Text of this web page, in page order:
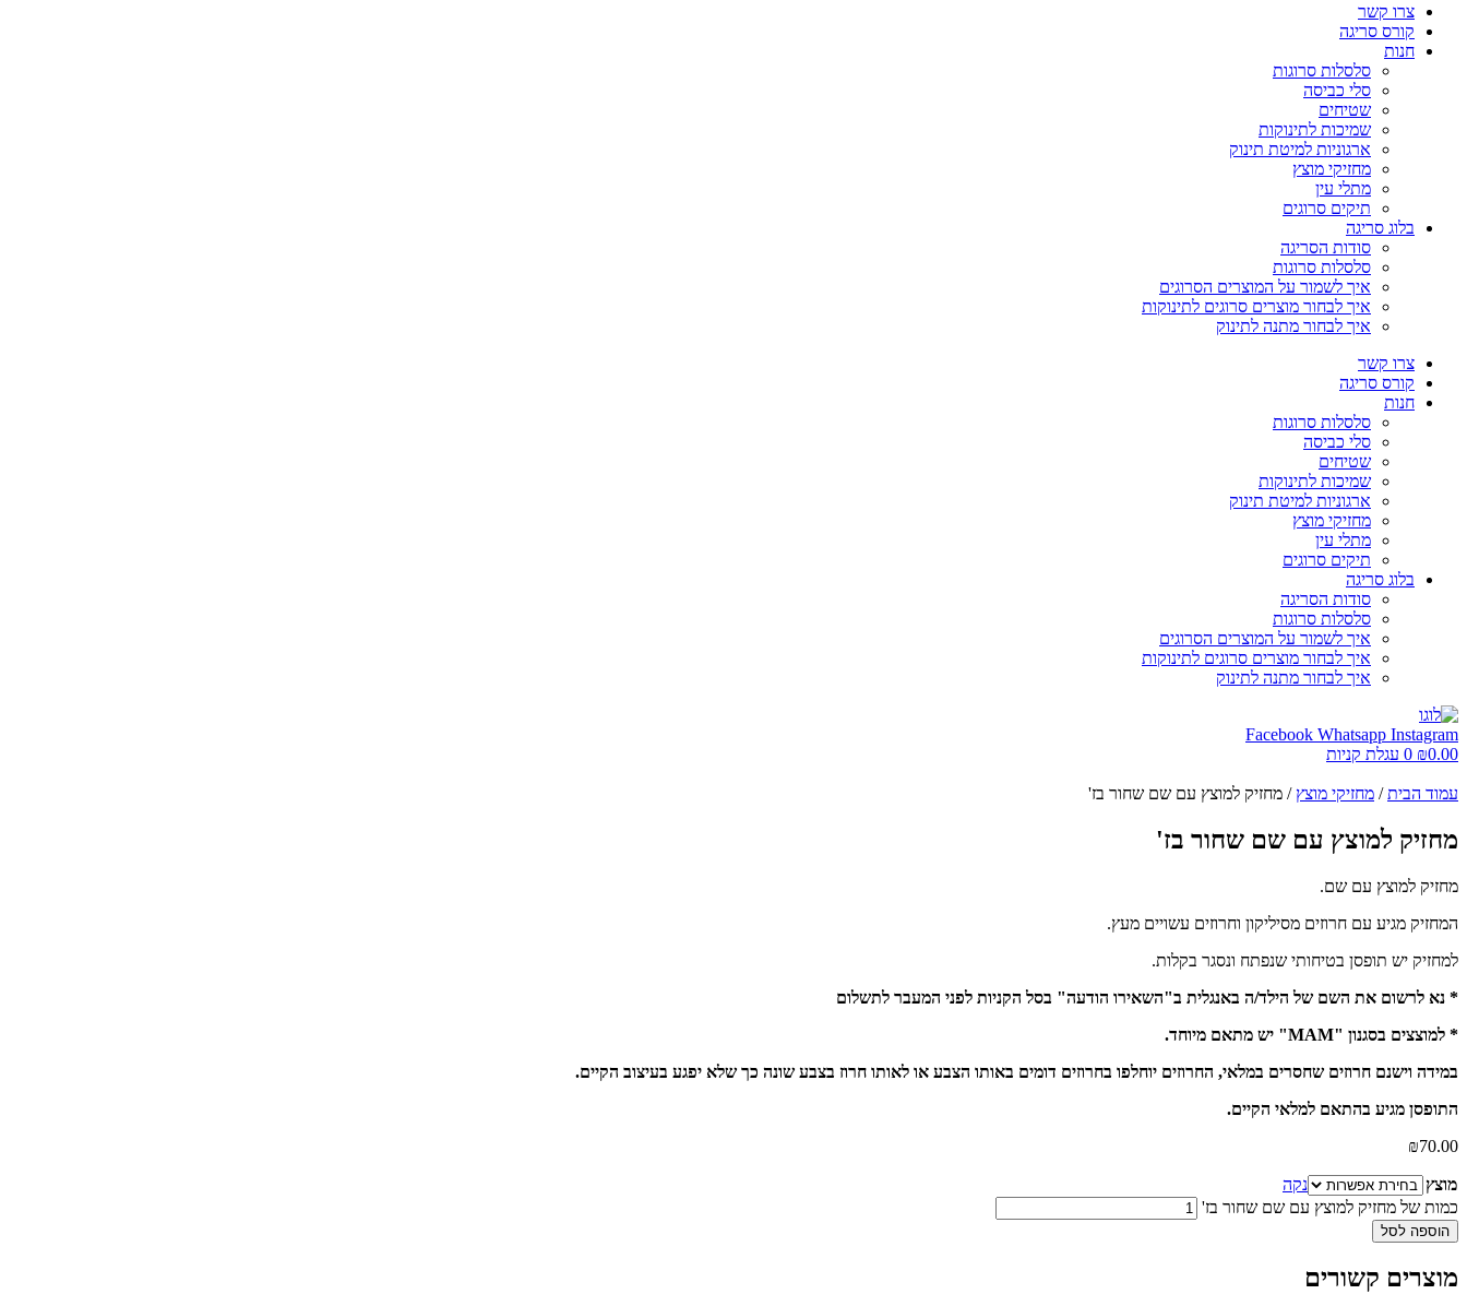
צרו קשר
קורס סריגה
חנות
סלסלות סרוגות
סלי כביסה
שטיחים
שמיכות לתינוקות
ארגוניות למיטת תינוק
מחזיקי מוצץ
מתלי עין
תיקים סרוגים
בלוג סריגה
סודות הסריגה
סלסלות סרוגות
איך לשמור על המוצרים הסרוגים
איך לבחור מוצרים סרוגים לתינוקות
איך לבחור מתנה לתינוק
צרו קשר
קורס סריגה
חנות
סלסלות סרוגות
סלי כביסה
שטיחים
שמיכות לתינוקות
ארגוניות למיטת תינוק
מחזיקי מוצץ
מתלי עין
תיקים סרוגים
בלוג סריגה
סודות הסריגה
סלסלות סרוגות
איך לשמור על המוצרים הסרוגים
איך לבחור מוצרים סרוגים לתינוקות
איך לבחור מתנה לתינוק
Facebook Whatsapp Instagram
₪0.00
0 עגלת קניות
עמוד הבית/ מחזיקי מוצץ / מחזיק למוצץ עם שם שחור בז'
מחזיק למוצץ עם שם שחור בז'
מחזיק למוצץ עם שם.
המחזיק מגיע עם חרוזים מסיליקון וחרוזים עשויים מעץ.
למחזיק יש תופסן בטיחותי שנפתח ונסגר בקלות.
* נא לרשום את השם של הילד/ה באנגלית ב"השאירו הודעה" בסל הקניות לפני המעבר לתשלום
* למוצצים בסגנון "MAM" יש מתאם מיוחד.
במידה וישנם חרוזים שחסרים במלאי, החרוזים יוחלפו בחרוזים דומים באותו הצבע או לאותו חרוז בצבע שונה כך שלא יפגע בעיצוב הקיים.
התופסן מגיע בהתאם למלאי הקיים.
₪70.00
מוצץ
נקה
כמות של מחזיק למוצץ עם שם שחור בז'
הוספה לסל
מוצרים קשורים